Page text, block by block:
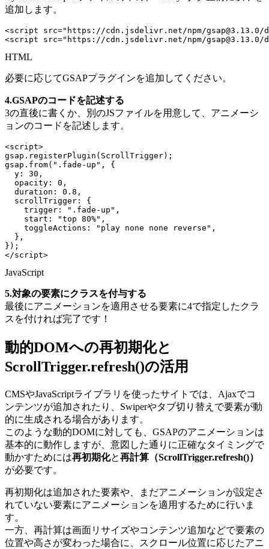
追加します。
<script src=" https://cdn.jsdelivr.net/npm/
<script src=" https://cdn.jsdelivr.net/npm/
HTML
必要に応じてGSAPプラグインを追加してください。
4.GSAPのコードを記述する
3の直後に書くか、別のJSファイルを用意して、アニメーシ
ョンのコードを記述します。
<script>
gsap . registerPlugin ( ScrollTrigger) ;
gsap . from( ".fade-up" ,
{
y : 30 ,
opacity : 0 ,
duration : 0.8 ,
scrollTrigger :
{
trigger : ".fade-up" ,
start : "top 80%" ,
toggleActions : "play none none reverse" ,
} ,
} ) ;
</script>
JavaScript
5.対象の要素にクラスを付与する
最後にアニメーションを適用させる要素に4で指定したクラ
スを付ければ完了です！
動的DOMへの再初期化と
ScrollTrigger.refresh()の活用
CMSやJavaScriptライブラリを使ったサイトでは、Ajaxでコ
ンテンツが追加されたり、Swiperやタブ切り替えで要素が動
的に生成される場合があります。
このような動的DOMに対しても、GSAPのアニメーションは
基本的に動作しますが、意図した通りに正確なタイミングで
動かすためには再初期化と再計算（ScrollTrigger.refresh()）
が必要です。
再初期化は追加された要素や、まだアニメーションが設定さ
れていない要素にアニメーションを適用するために行いま
す。
一方、再計算は画面リサイズやコンテンツ追加などで要素の
位置や高さが変わった場合に、スクロール位置に応じたアニ